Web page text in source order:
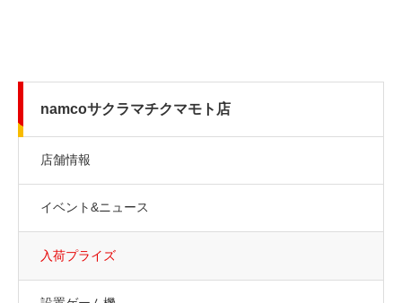
namcoサクラマチクマモト店
店舗情報
イベント&ニュース
入荷プライズ